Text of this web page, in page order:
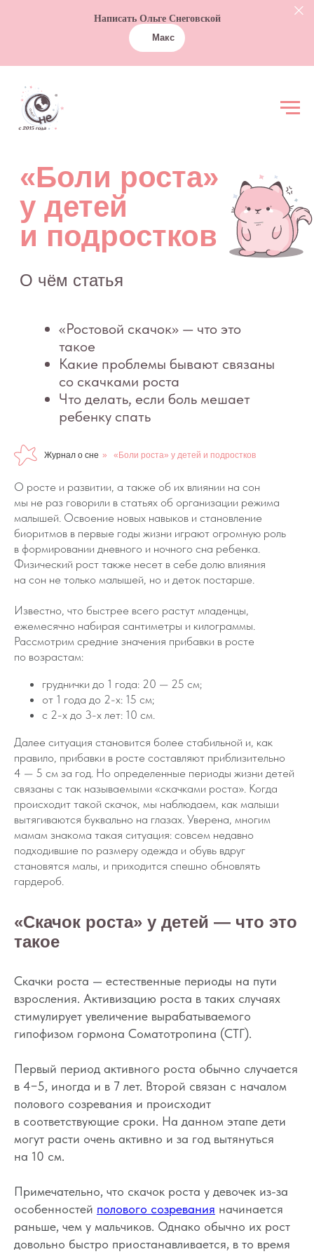
Написать Ольге Снеговской
Макс
«Боли роста»
и подростков
«Ростовой скачок» — что это
такое
со скачками роста
Что делать, если боль мешает
О чём статья
Журнал о сне » «Боли роста» у детей и подростков
О росте и развитии, а также об их влиянии на сон
мы не раз говорили в статьях об организации режима
малышей. Освоение новых навыков и становление
биоритмов в первые годы жизни играют огромную роль
в формировании дневного и ночного сна ребенка.
Физический рост также несет в себе долю влияния
на сон не только малышей, но и деток постарше.
Известно, что быстрее всего растут младенцы,
ежемесячно набирая сантиметры и килограммы.
Рассмотрим средние значения прибавки в росте
по возрастам:
груднички до 1 года: 20 — 25 см;
от 1 года до 2-х: 15 см;
с 2-х до 3-х лет: 10 см.
Далее ситуация становится более стабильной и, как
правило, прибавки в росте составляют приблизительно
4 — 5 см за год. Но определенные периоды жизни детей
связаны с так называемыми «скачками роста». Когда
происходит такой скачок, мы наблюдаем, как малыши
вытягиваются буквально на глазах. Уверена, многим
мамам знакома такая ситуация: совсем недавно
подходившие по размеру одежда и обувь вдруг
становятся малы, и приходится спешно обновлять
гардероб.
«Скачок роста» у детей — что это
такое
Скачки роста — естественные периоды на пути
взросления. Активизацию роста в таких случаях
стимулирует увеличение вырабатываемого
гипофизом гормона Соматотропина (СТГ).
Первый период активного роста обычно случается
в 4−5, иногда и в 7 лет. Второй связан с началом
полового созревания и происходит
в соответствующие сроки. На данном этапе дети
могут расти очень активно и за год вытянуться
на 10 см.
Примечательно, что скачок роста у девочек из-за
особенностей полового созревания начинается
раньше, чем у мальчиков. Однако обычно их рост
довольно быстро приостанавливается, в то время